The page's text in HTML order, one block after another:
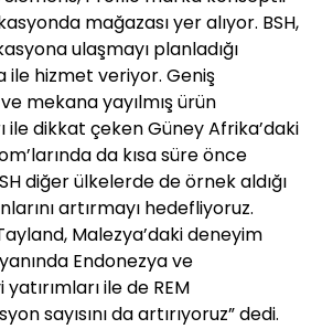
mağazası yer alıyor. BSH,
ulaşmayı planladığı
ile hizmet veriyor. Geniş
mekana yayılmış ürün
ile dikkat çeken Güney Afrika’daki
da kısa süre önce
diğer ülkelerde de örnek aldığı
artırmayı hedefliyoruz.
Malezya’daki deneyim
Endonezya ve
ile de REM
sayısını da artırıyoruz” dedi.